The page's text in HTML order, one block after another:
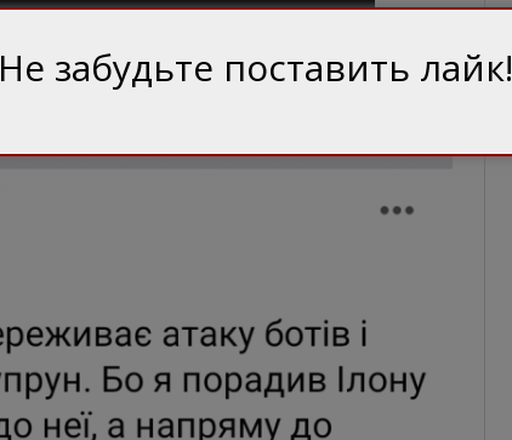
Не забудьте поставить лайк!